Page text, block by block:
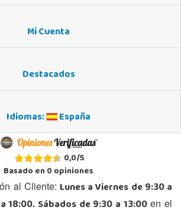
Mi Cuenta
Destacados
Idiomas: España
0,0/5
Basado en0opiniones
al Cliente: Lunes a Viernes de 9:30 a
18:00. Sábados de 9:30 a 13:00en el